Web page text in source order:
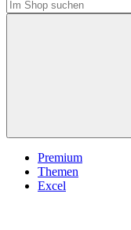
Premium
Themen
Excel